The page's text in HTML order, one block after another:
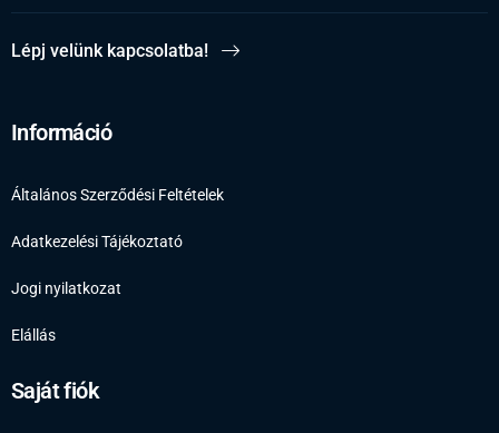
Lépj velünk kapcsolatba!
Információ
Általános Szerződési Feltételek
Adatkezelési Tájékoztató
Jogi nyilatkozat
Elállás
Saját fiók